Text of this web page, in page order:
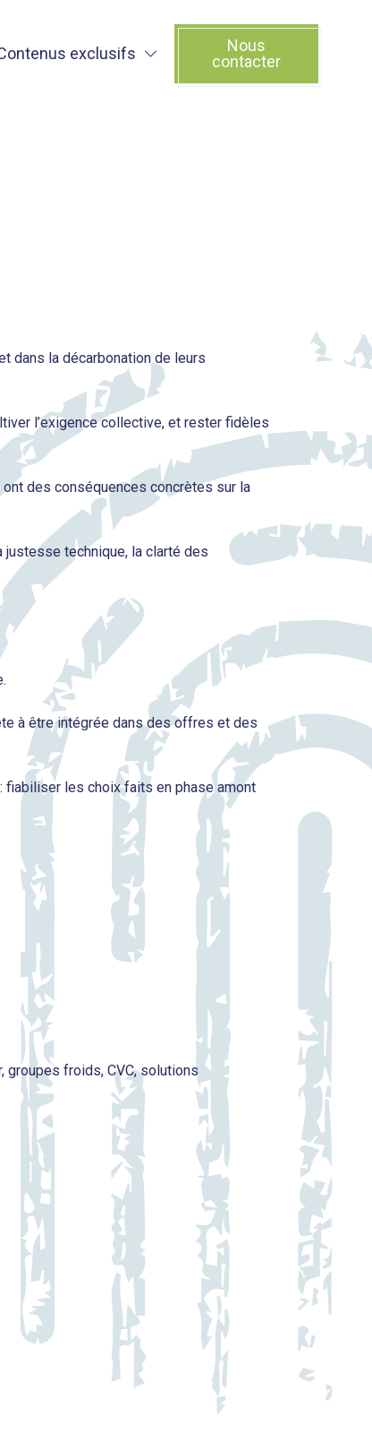
exclusifs
Nous
contacter
dans la décarbonation de leurs
l’exigence collective, et rester fidèles
des conséquences concrètes sur la
justesse technique, la clarté des
à être intégrée dans des offres et des
fiabiliser les choix faits en phase amont
groupes froids, CVC, solutions